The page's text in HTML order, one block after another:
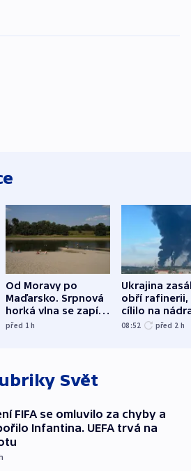
Od Moravy po
Maďarsko. Srpnová
horká vlna se zapíše
do dějin
před 1h
Ukrajina
obří rafinerii,
cílilo na
autobus
08:52 před 2 h
Svět
FIFA se omluvilo za chyby a
Infantina. UEFA trvá na